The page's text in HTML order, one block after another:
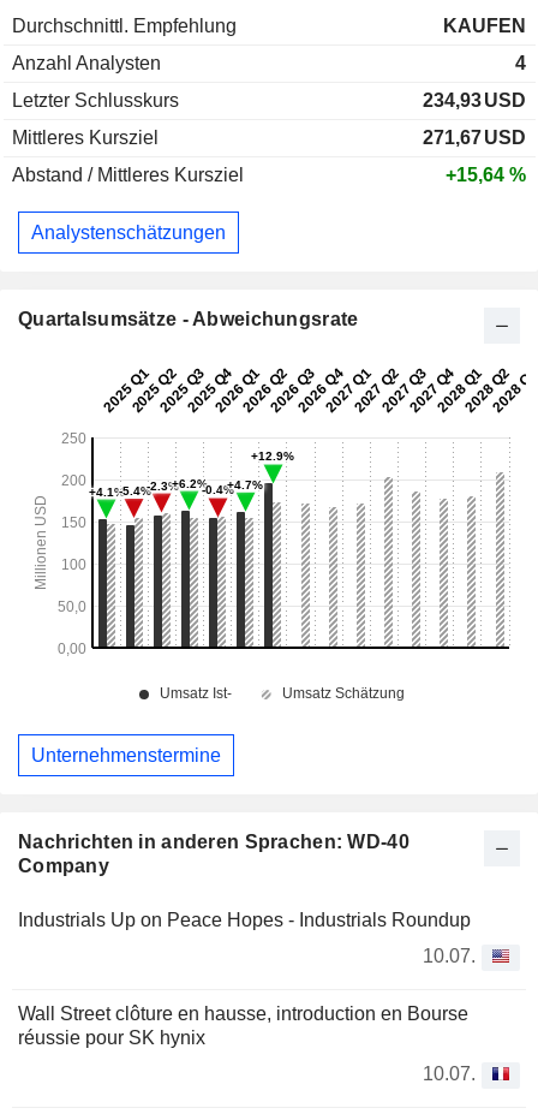
Nachrichten in anderen Sprachen: WD-40
Company
Industrials Up on Peace Hopes - Industrials Roundup
10.07.
Wall Street clôture en hausse, introduction en Bourse
réussie pour SK hynix
10.07.
Durchschnittl. Empfehlung
KAUFEN
Anzahl Analysten
4
Letzter Schlusskurs
234,93USD
Mittleres Kursziel
271,67USD
Abstand / Mittleres Kursziel
+15,64 %
Analystenschätzungen
Quartalsumsätze - Abweichungsrate
Unternehmenstermine